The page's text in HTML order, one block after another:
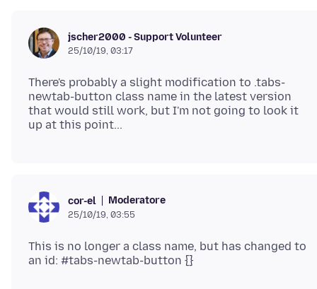
jscher2000 - Support Volunteer
25/10/19, 03:17
There's probably a slight modification to .tabs-
newtab-button class name in the latest version
that would still work, but I'm not going to look it
cor-el Moderatore
25/10/19, 03:55
This is no longer a class name, but has changed to